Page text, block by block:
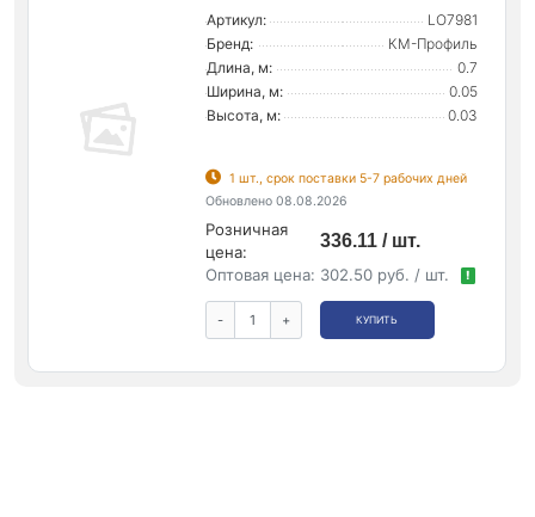
Артикул:
LO7981
Бренд:
КМ-Профиль
Длина, м:
0.7
Ширина, м:
0.05
Высота, м:
0.03
1 шт., срок поставки 5-7 рабочих дней
Обновлено 08.08.2026
Розничная
цена:
336.11 / шт.
Оптовая цена: 302.50 руб. / шт. !
- + КУПИТЬ